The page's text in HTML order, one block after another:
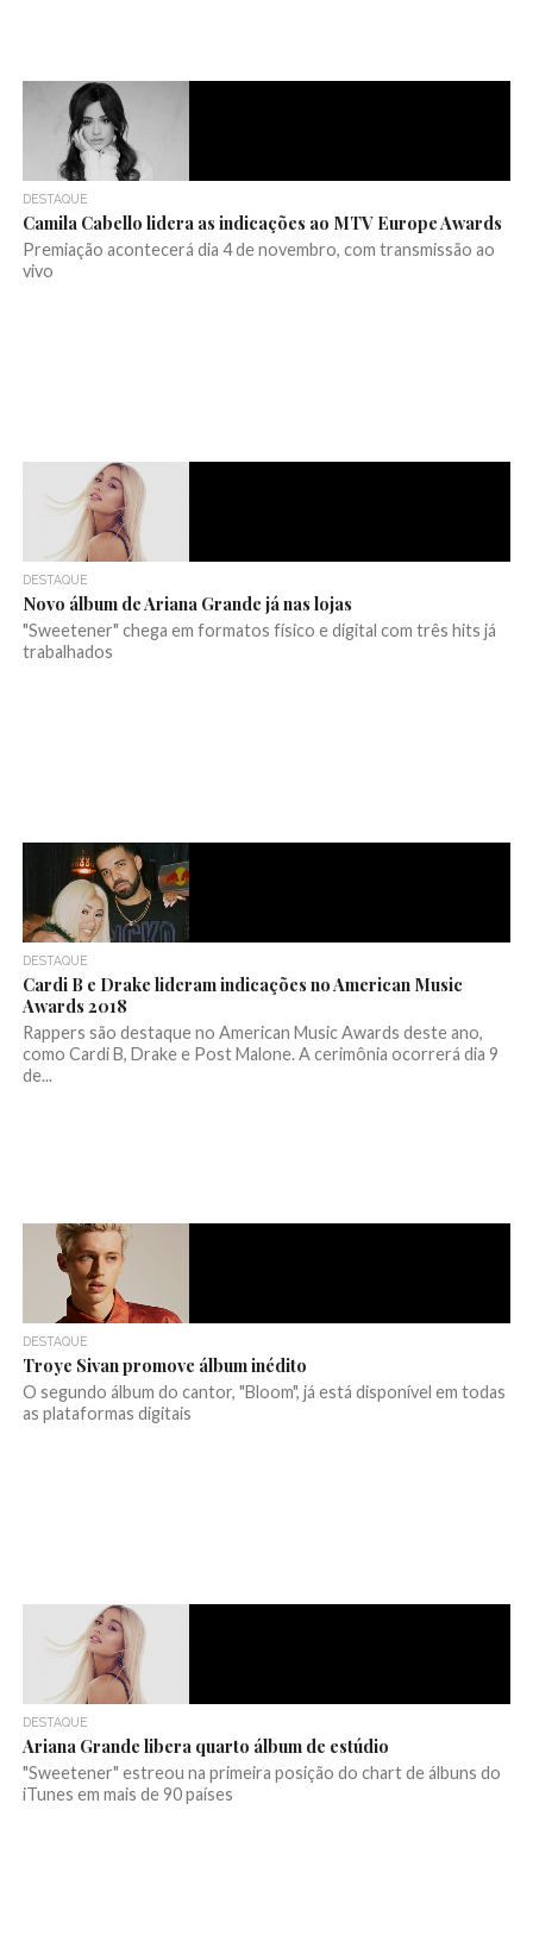
DESTAQUE
Camila Cabello lidera as indicações ao MTV Europe Awards
Premiação acontecerá dia 4 de novembro, com transmissão ao
vivo
DESTAQUE
Novo álbum de Ariana Grande já nas lojas
"Sweetener" chega em formatos físico e digital com três hits já
trabalhados
DESTAQUE
Cardi B e Drake lideram indicações no American Music
Awards 2018
Rappers são destaque no American Music Awards deste ano,
como Cardi B, Drake e Post Malone. A cerimônia ocorrerá dia 9
de...
DESTAQUE
Troye Sivan promove álbum inédito
O segundo álbum do cantor, "Bloom", já está disponível em todas
as plataformas digitais
DESTAQUE
Ariana Grande libera quarto álbum de estúdio
"Sweetener" estreou na primeira posição do chart de álbuns do
iTunes em mais de 90 países